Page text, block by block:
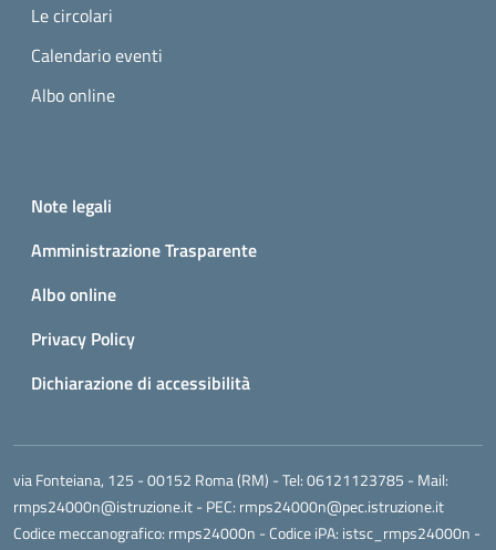
Le circolari
Calendario eventi
Albo online
Small prints
Note legali
Amministrazione Trasparente
Albo online
Privacy Policy
Dichiarazione di accessibilità
via Fonteiana, 125 - 00152 Roma (RM) - Tel:06121123785 - Mail:
rmps24000n@istruzione.it- PEC: rmps24000n@pec.istruzione.it
Codice meccanografico: rmps24000n - Codice iPA: istsc_rmps24000n -